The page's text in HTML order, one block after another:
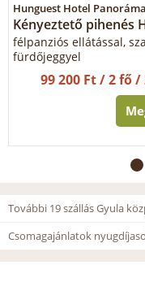
Hunguest Hotel
Kényeztető pihenés
félpanziós ellátással,
fürdőjeggyel
99 200 Ft / 2 fő
További 19 szállás Gyula
Csomagajánlatok